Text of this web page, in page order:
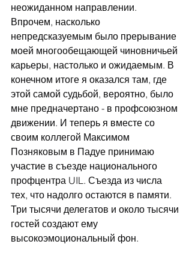
неожиданном направлении.
Впрочем, насколько
непредсказуемым было прерывание
моей многообещающей чиновничьей
карьеры, настолько и ожидаемым. В
конечном итоге я оказался там, где
этой самой судьбой, вероятно, было
мне предначертано - в профсоюзном
движении. И теперь я вместе со
своим коллегой Максимом
Позняковым в Падуе принимаю
участие в съезде национального
профцентра UIL. Съезда из числа
тех, что надолго остаются в памяти.
Три тысячи делегатов и около тысячи
гостей создают ему
высокоэмоциональный фон.